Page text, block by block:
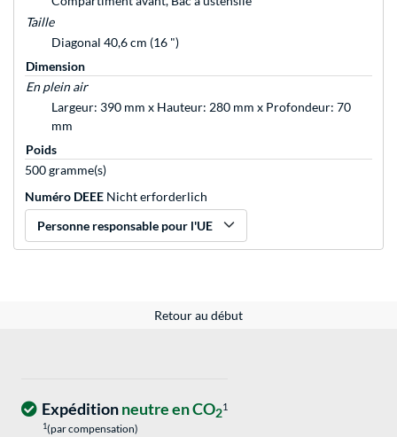
Taille
Diagonal 40,6 cm (16 ")
Dimension
En plein air
Largeur: 390 mm x Hauteur: 280 mm x Profondeur: 70
mm
Poids
500 gramme(s)
Numéro DEEE Nicht erforderlich
Personne responsable pour l'UE
Retour au début
Expéditionneutre en CO21
1(par compensation)